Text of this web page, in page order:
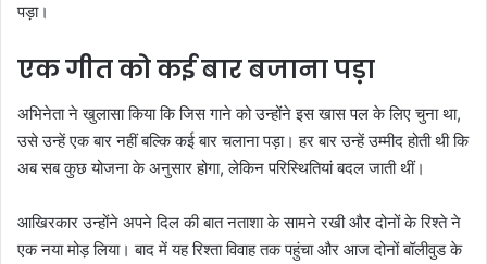
पड़ा।
एक गीत को कई बार बजाना पड़ा
अभिनेता ने खुलासा किया कि जिस गाने को उन्होंने इस खास पल के लिए चुना था,
उसे उन्हें एक बार नहीं बल्कि कई बार चलाना पड़ा। हर बार उन्हें उम्मीद होती थी कि
अब सब कुछ योजना के अनुसार होगा, लेकिन परिस्थितियां बदल जाती थीं।
आखिरकार उन्होंने अपने दिल की बात नताशा के सामने रखी और दोनों के रिश्ते ने
एक नया मोड़ लिया। बाद में यह रिश्ता विवाह तक पहुंचा और आज दोनों बॉलीवुड के